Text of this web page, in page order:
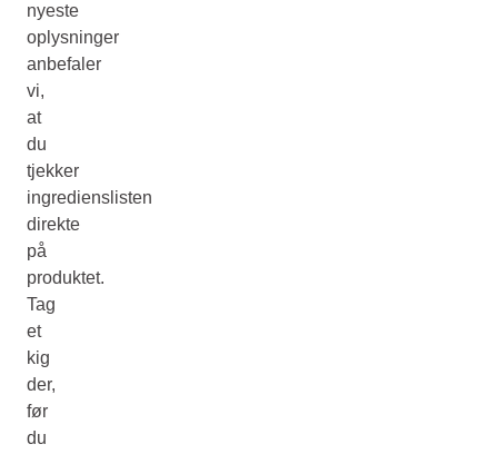
nyeste
oplysninger
anbefaler
vi,
at
du
tjekker
ingredienslisten
direkte
på
produktet.
Tag
et
kig
der,
før
du